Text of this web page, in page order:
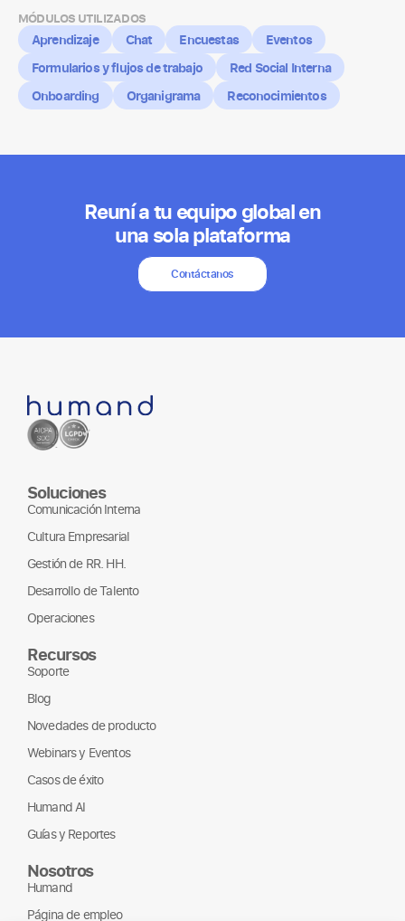
MÓDULOS UTILIZADOS
Aprendizaje Chat Encuestas
Eventos
Formularios y flujos de trabajo
Red Social Interna
Onboarding
Organigrama Reconocimientos
Reuní a tu equipo global en
una sola plataforma
Contáctanos
Soluciones
Comunicación Interna
Cultura Empresarial
Gestión de RR. HH.
Desarrollo de Talento
Operaciones
Recursos
Soporte
Blog
Novedades de producto
Webinars y Eventos
Casos de éxito
Humand AI
Guías y Reportes
Nosotros
Humand
Página de empleo